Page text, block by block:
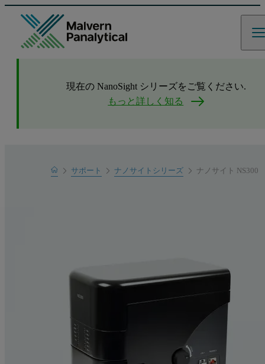
現在の NanoSight シリーズをご覧ください.
もっと詳しく知る
Homeサポート
製品サポート
ナノサイトシリーズ ナノサイト NS300